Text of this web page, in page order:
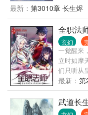
到浩瀚无
头长生
想招惹任
经意，他
露出了那
阴沉微
颤抖了，
被激发，
穹，万灵
最新： 第3010章 长生烬
全职法
玄幻
一觉醒来
立时如摩
们只听从
它和它的
驯龙世家
被誉为水
兰山风与
最新： 第
武道长